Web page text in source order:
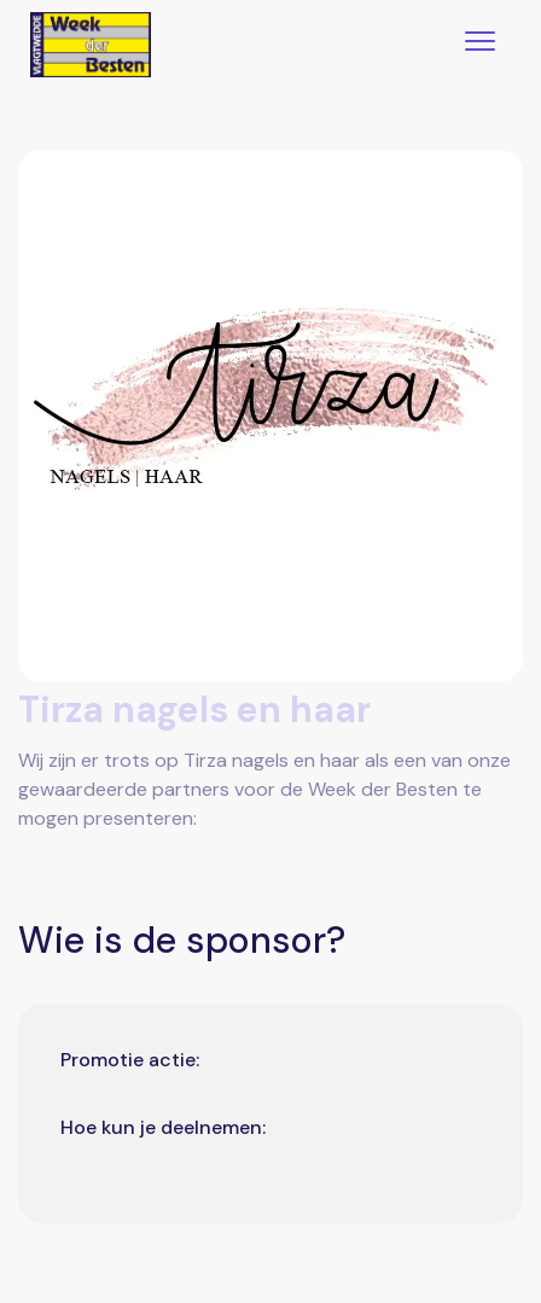
Tirza nagels en haar
Wij zijn er trots op Tirza nagels en haar als een van onze
gewaardeerde partners voor de Week der Besten te
mogen presenteren:
Wie is de sponsor?
Promotie actie:
Hoe kun je deelnemen: